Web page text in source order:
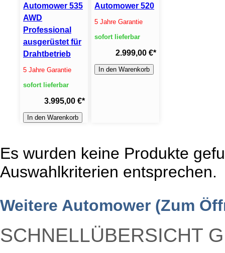
Automower 535
AWD
Professional
ausgerüstet für
Drahtbetrieb
5 Jahre Garantie
sofort lieferbar
3.995,00 €*
In den Warenkorb
Automower 520
5 Jahre Garantie
sofort lieferbar
2.999,00 €*
In den Warenkorb
Es wurden keine Produkte
Auswahlkriterien entsprechen.
Weitere Automower (Zum
SCHNELLÜBERSICHT